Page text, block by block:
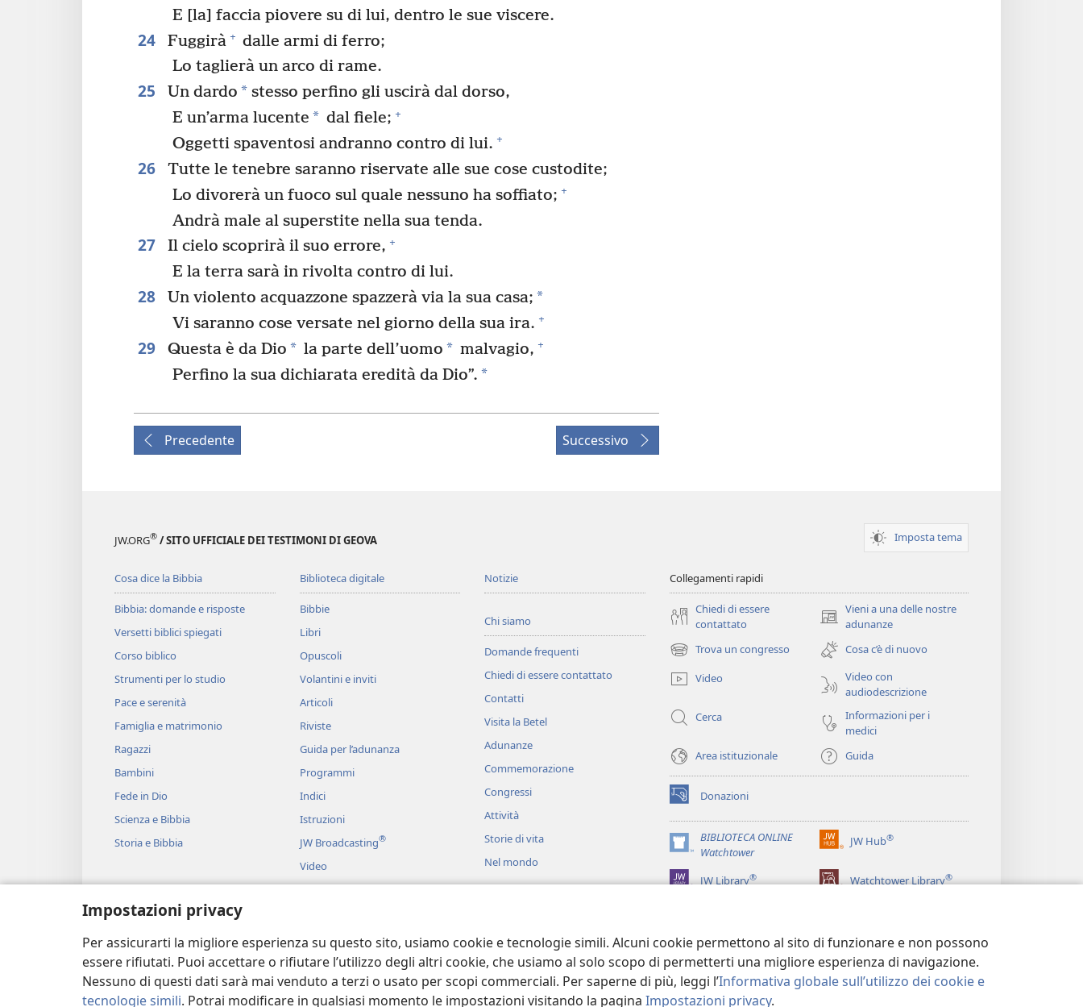
Impostazioni privacy
Per assicurarti la migliore esperienza su questo sito, usiamo cookie e tecnologie simili. Alcuni cookie permettono al sito di funzionare e non possono
essere rifiutati. Puoi accettare o rifiutare l’utilizzo degli altri cookie, che usiamo al solo scopo di permetterti una migliore esperienza di navigazione.
Nessuno di questi dati sarà mai venduto a terzi o usato per scopi commerciali. Per saperne di più, leggi l’Informativa globale sull’utilizzo dei cookie e
tecnologie simili. Potrai modificare in qualsiasi momento le impostazioni visitando la pagina Impostazioni privacy.
E [la] faccia piovere su di lui, dentro le sue viscere.
24 Fuggirà + dalle armi di ferro;
Lo taglierà un arco di rame.
25 Un dardo *stesso perfino gli uscirà dal dorso,
E un’arma lucente * dal fiele; +
Oggetti spaventosi andranno contro di lui. +
26
Tutte le tenebre saranno riservate alle sue cose custodite;
Lo divorerà un fuoco sul quale nessuno ha soffiato; +
Andrà male al superstite nella sua tenda.
27 Il cielo scoprirà il suo errore, +
E la terra sarà in rivolta contro di lui.
28 Un violento acquazzone spazzerà via la sua casa; *
Vi saranno cose versate nel giorno della sua ira. +
29 Questa è da Dio * la parte dell’uomo * malvagio, +
Perfino la sua dichiarata eredità da Dio”. *
Precedente Successivo
JW.ORG® / SITO UFFICIALE DEI TESTIMONI DI GEOVA Imposta tema
Cosa dice la Bibbia
Bibbia: domande e risposte
Versetti biblici spiegati
Corso biblico
Strumenti per lo studio
Pace e serenità
Famiglia e matrimonio
Ragazzi
Bambini
Fede in Dio
Scienza e Bibbia
Storia e Bibbia
Biblioteca digitale
Bibbie
Libri
Opuscoli
Volantini e inviti
Articoli
Riviste
Guida per l’adunanza
Programmi
Indici
Istruzioni
JW Broadcasting®
Video
Musica
Brani biblici recitati
Notizie
Chi siamo
Domande frequenti
Chiedi di essere contattato
Contatti
Visita la Betel
Adunanze
Commemorazione
Congressi
Attività
Storie di vita
Nel mondo
Collegamenti rapidi
Chiedi di essere
contattato
Vieni a una delle nostre
adunanze
(apre
una
nuova
finestra)
Trova un congresso
(apre
una
nuova
Cosa c’è di nuovo
Video
Video con
audiodescrizione
Cerca
Informazioni per i
medici
Area istituzionale
Guida
Donazioni
(apre
una
nuova
finestra)
BIBLIOTECA ONLINE
Watchtower
(apre
una
nuova
JW Hub®
(apre
nuova
JW Library® Watchtower Library®